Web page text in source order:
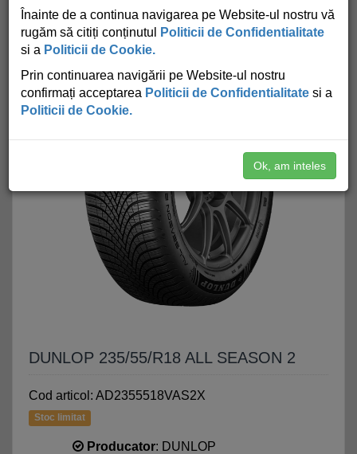
DUNLOP 235/55/R18 ALL SEASON 2
Cod articol: AD2355518VAS2X
Stoc limitat
Producator: DUNLOP
Înainte de a continua navigarea pe Website-ul nostru vă
rugăm să citiți conținutul
Politicii de Confidentialitate
si a Politicii de Cookie.
Prin continuarea navigării pe Website-ul nostru
confirmați acceptarea Politicii de Confidentialitate si a
Politicii de Cookie.
Ok, am inteles